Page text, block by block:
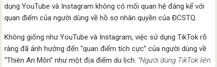
dụng YouTube và Instagram không có mối quan hệ đáng kể với
quan điểm của người dùng về hồ sơ nhân quyền của ĐCSTQ.
Không giống như YouTube và Instagram, việc sử dụng TikTok rõ
ràng đã ảnh hưởng đến “quan điểm tích cực” của người dùng về
“Thiên An Môn” như một địa điểm du lịch. “Người dùng TikTok liên